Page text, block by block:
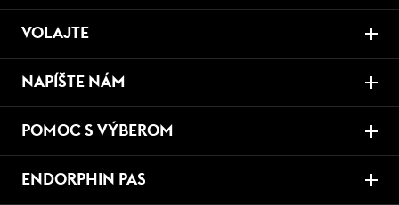
VOLAJTE
NAPÍŠTE NÁM
POMOC S VÝBEROM
ENDORPHIN PAS